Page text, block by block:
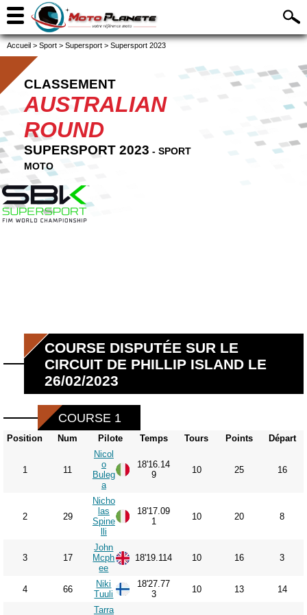
Accueil > Sport > Supersport > Supersport 2023
CLASSEMENT
AUSTRALIAN
ROUND
SUPERSPORT 2023 - SPORT
MOTO
COURSE DISPUTÉE SUR LE
CIRCUIT DE PHILLIP ISLAND LE
26/02/2023
COURSE 1
Position Num Pilote Temps Tours Points Départ
1 11
Nicol
o
Buleg
a
18'16.14
9
10 25 16
2 29
Nicho
las
Spine
lli
18'17.09
1
10 20 8
3 17
John
Mcph
ee
18'19.114 10 16 3
4 66
Niki
Tuuli
18'27.77
3
10 13 14
Tarra